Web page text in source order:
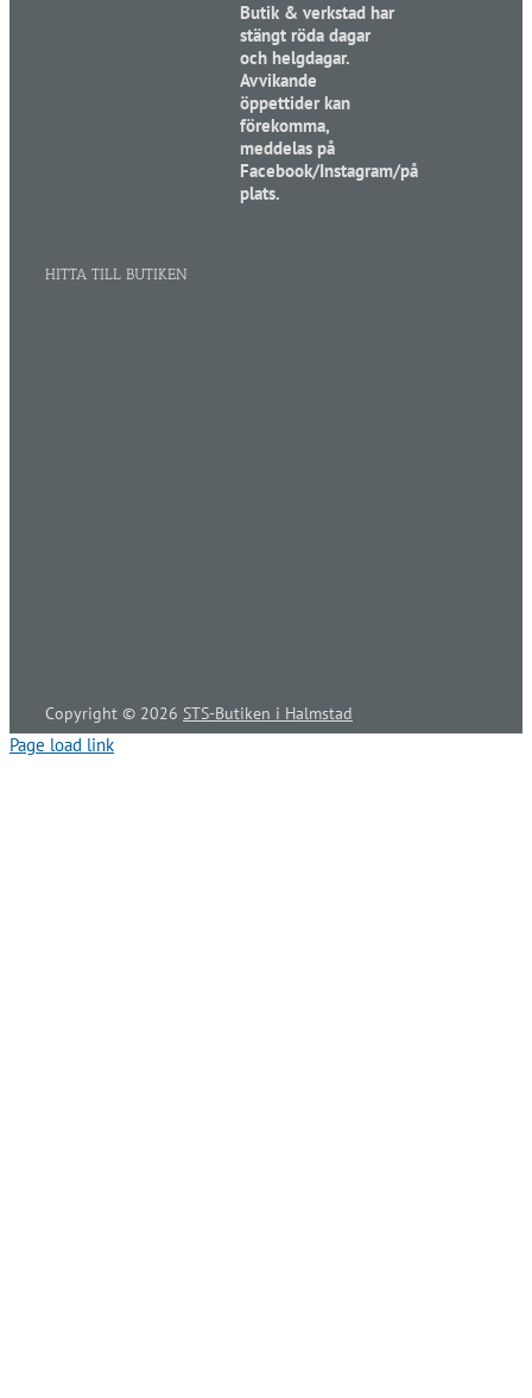
Butik & verkstad har
stängt röda dagar
och helgdagar.
Avvikande
öppettider kan
förekomma,
meddelas på
Facebook/Instagram/på
plats.
HITTA TILL BUTIKEN
Copyright © 2026 STS-Butiken i Halmstad
Page load link